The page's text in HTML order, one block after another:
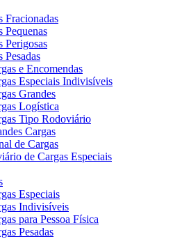
Fracionadas
Pequenas
Perigosas
Pesadas
e Encomendas
Especiais Indivisíveis
Grandes
Logística
Tipo Rodoviário
Cargas
de Cargas
de Cargas Especiais
Especiais
Indivisíveis
para Pessoa Física
Pesadas